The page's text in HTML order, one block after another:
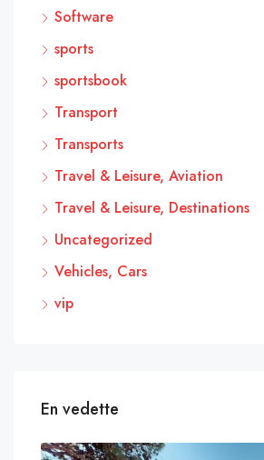
Software
sports
sportsbook
Transport
Transports
Travel & Leisure, Aviation
Travel & Leisure, Destinations
Uncategorized
Vehicles, Cars
vip
En vedette